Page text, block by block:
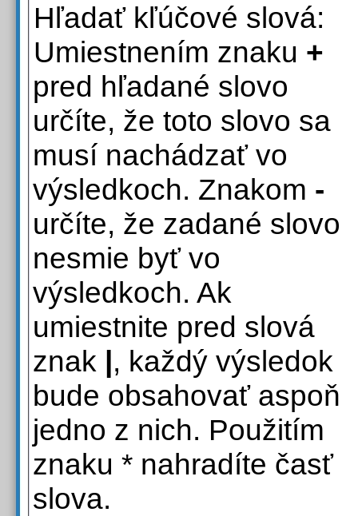
Hľadať kľúčové slová:
Umiestnením znaku +
pred hľadané slovo
určíte, že toto slovo sa
musí nachádzať vo
výsledkoch. Znakom -
určíte, že zadané slovo
nesmie byť vo
výsledkoch. Ak
umiestnite pred slová
znak |, každý výsledok
bude obsahovať aspoň
jedno z nich. Použitím
znaku * nahradíte časť
slova.